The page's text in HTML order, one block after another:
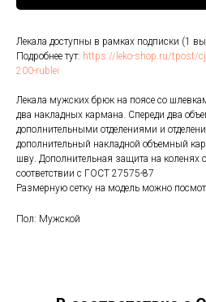
Лекала доступны в рамках подписки (1
Подробнее тут: https://leko-shop.ru/tpost/
200-rublei
Лекала мужских брюк на поясе со
два накладных кармана. Спереди два
дополнительными отделениями и
дополнительный накладной объемный
шву. Дополнительная защита на коленях
соответствии с ГОСТ 27575-87
Размерную сетку на модель можно
Пол: Мужской